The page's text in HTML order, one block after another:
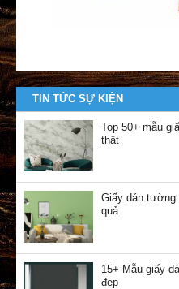
TIN TỨC SỰ KIỆN
Top 50+ mẫu
thật
Giấy dán tường
quả
15+ Mẫu giấy
đẹp